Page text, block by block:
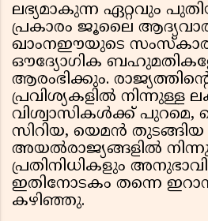
ലഭ്യമാകുന്ന ഏറ്റവും
പ്രകാരം ജൂലൈ
ഖാംനഈയുടെ
ഔദ്യോഗിക
ആരംഭിക്കും.
പ്രവിശ്യകളിൽ നിന്നുള്ള
വിശ്വാസികൾക്ക്
സിറിയ, യെമൻ തുടങ്ങിയ
അയൽരാജ്യങ്ങളിൽ
പ്രതിനിധികളും
ഇതിനോടകം തന്നെ
കഴിഞ്ഞു.